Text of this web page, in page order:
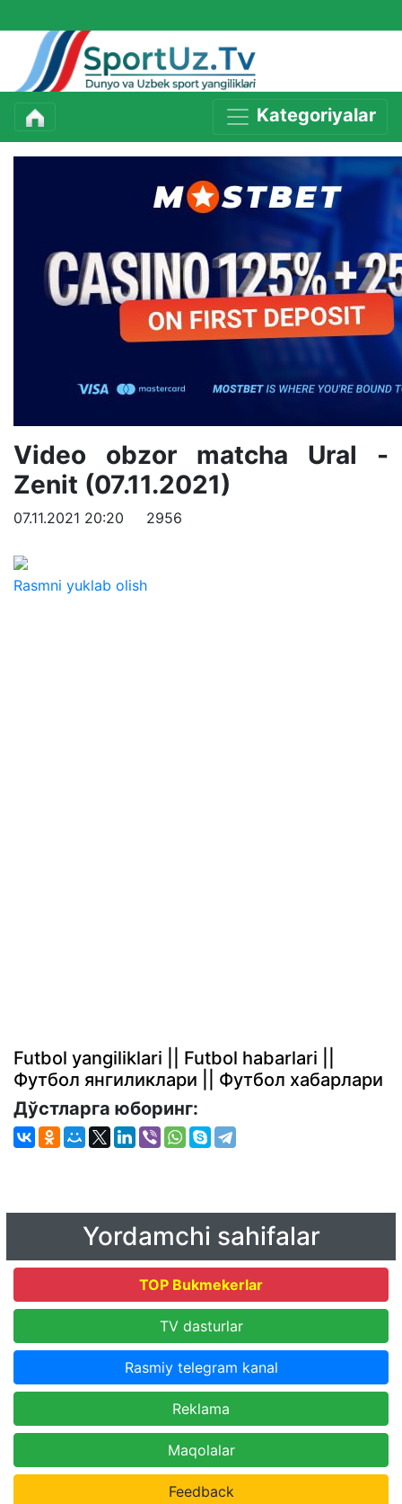
Kategoriyalar
Video obzor matcha Ural -
Zenit (07.11.2021)
07.11.2021 20:20 2956
Rasmni yuklab olish
Futbol yangiliklari || Futbol habarlari ||
Футбол янгиликлари || Футбол хабарлари
Дўстларга юборинг:
Yordamchi sahifalar
TOP Bukmekerlar
TV dasturlar
Rasmiy telegram kanal
Reklama
Maqolalar
Feedback